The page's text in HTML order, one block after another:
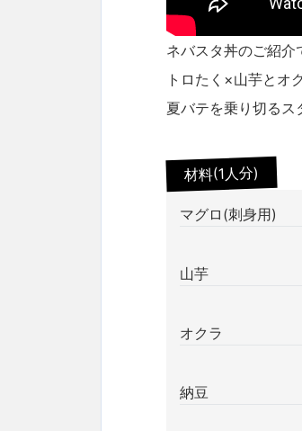
ネバスタ丼のご紹介
トロたく×山芋とオ
夏バテを乗り切るス
材料(1人分)
マグロ(刺身用)
山芋
オクラ
納豆